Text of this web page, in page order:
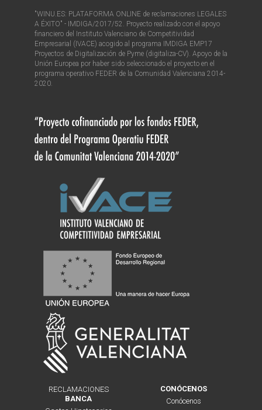
"WINU.ES: PLATAFORMA ONLINE de reclamaciones LEGALES
A ÉXITO" - IMDIGA/2017/52. Proyecto realizado con el apoyo
financiero del Instituto Valenciano de Competitividad
Empresarial (IVACE) acogido al programa IMDIGA EMP17
Proyectos de Digitalización de Pyme (digitaliza-CV). Apoyo de la
Unión Europea por haber sido seleccionado el proyecto en el
programa operativo FEDER de la Comunidad Valenciana 2014-
2020.
RECLAMACIONES
BANCA
CONÓCENOS
Conócenos